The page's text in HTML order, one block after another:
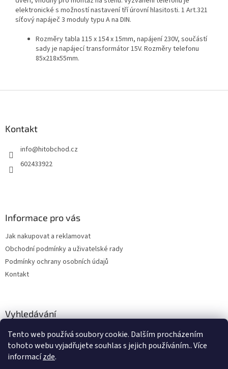
Tento web používá soubory cookie. Dalším procházením
tohoto webu vyjadřujete souhlas s jejich používáním.. Více
informacízde.
elektronické s možností nastavení tří úrovní hlasitosti. 1 Art.321
síťový napáječ 3 moduly typu A na DIN.
Rozměry tabla 115 x 154 x 15mm, napájení 230V, součástí
sady je napájecí transformátor 15V. Rozměry telefonu
85x218x55mm.
Kontakt
info@hitobchod.cz
602433922
Informace pro vás
Jak nakupovat a reklamovat
Obchodní podmínky a uživatelské rady
Podmínky ochrany osobních údajů
Kontakt
Vyhledávání
HLEDAT